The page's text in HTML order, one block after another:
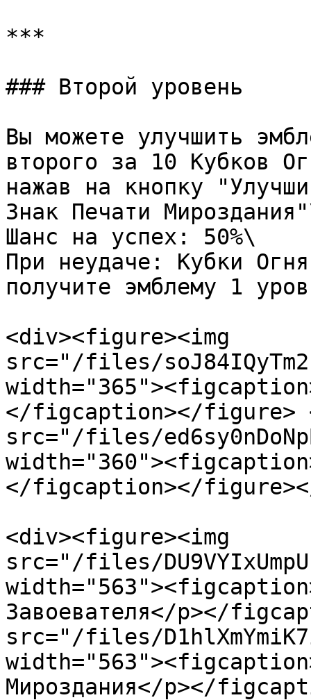
***
### Второй уровень
Вы можете улучшить
второго за 10 Кубков
нажав на кнопку
Знак Печати
Шанс на успех: 50%\
При неудаче: Кубки
получите эмблему 1
<div><figure><img
src="/files/
</figcaption></figure>
src="/files/
</figcaption></
<div><figure><img
src="/files/
Завоевателя</p></
src="/files/
Мироздания</p></